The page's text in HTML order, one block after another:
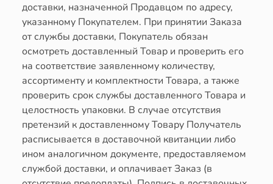
доставки, назначенной Продавцом по адресу,
указанному Покупателем. При принятии Заказа
от службы доставки, Покупатель обязан
осмотреть доставленный Товар и проверить его
на соответствие заявленному количеству,
ассортименту и комплектности Товара, а также
проверить срок службы доставленного Товара и
целостность упаковки. В случае отсутствия
претензий к доставленному Товару Получатель
расписывается в доставочной квитанции либо
ином аналогичном документе, предоставляемом
службой доставки, и оплачивает Заказ (в